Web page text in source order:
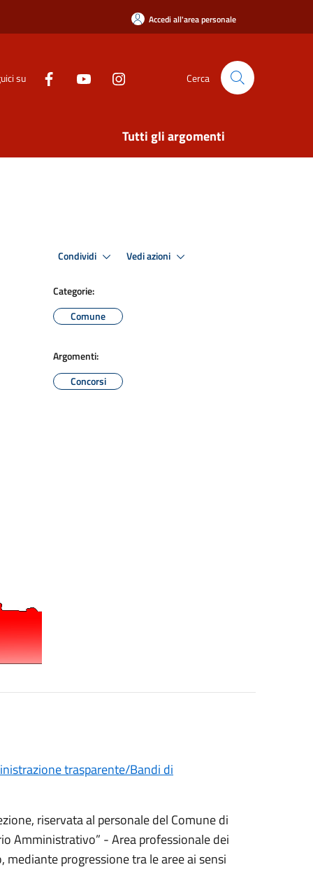
Accedi all'area personale
su Cerca
Tutti gli argomenti
Condividi Vedi azioni
Categorie:
Comune
Argomenti:
Concorsi
trasparente/Bandi di
riservata al personale del Comune di
Amministrativo” - Area professionale dei
progressione tra le aree ai sensi